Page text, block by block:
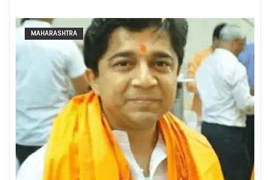
MAHARASHTRA